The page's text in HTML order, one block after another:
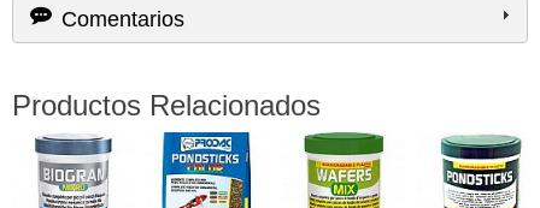
Comentarios
Productos Relacionados